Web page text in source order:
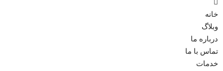
خانه
وبلاگ
درباره ما
تماس با ما
خدمات